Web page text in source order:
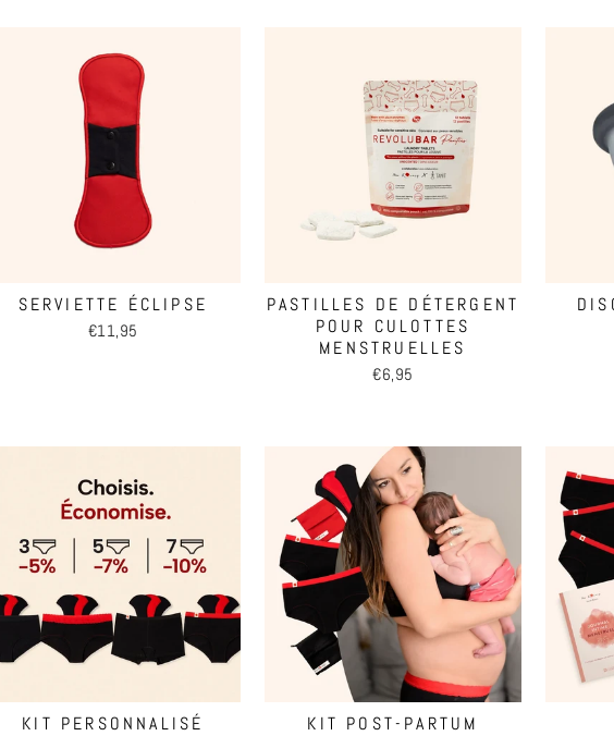
SERVIETTE ÉCLIPSE
€11,95
PASTILLES DE DÉTERGENT
POUR CULOTTES
MENSTRUELLES
€6,95
KIT PERSONNALISÉ KIT POST-PARTUM